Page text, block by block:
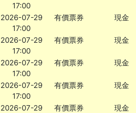
17:00
2026-07-29
17:00
有價票券 現金
2026-07-29
17:00
有價票券 現金
2026-07-29
17:00
有價票券 現金
2026-07-29
17:00
有價票券 現金
2026-07-29
有價票券 現金